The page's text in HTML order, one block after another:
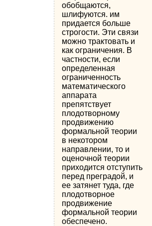
обобщаются,
шлифуют­ся. им
придается больше
строгости. Эти связи
можно трактовать и
как ограничения. В
частности, если
определенная
ограничен­ность
математического
аппарата
препятствует
плодотворному
продвижению
формальной теории
в некотором
направлении, то и
оценочной теории
приходится отступить
перед преградой, и
ее затянет туда, где
плодотворное
продвижение
формальной теории
обеспечено.